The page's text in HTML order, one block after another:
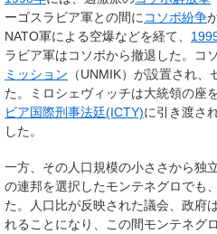
ーゴスラビア軍との間にコソボ紛争
NATO軍による空爆などを経て、
ラビア軍はコソボから撤退した。コ
ミッション （UNMIK）が設置され
た。ミロシェヴィッチは大統領の座
ビア国際刑事法廷(ICTY)に引き渡さ
した。
一方、その人口規模の小ささから独
の連邦を選択したモンテネグロでも
た。人口比が反映された議会、政府
れることになり、この間モンテネグ